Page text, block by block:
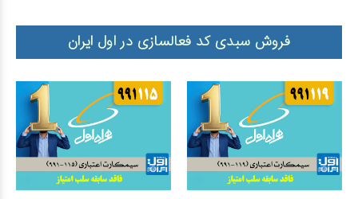
فروش سبدی کد فعالسازی در اول ایران